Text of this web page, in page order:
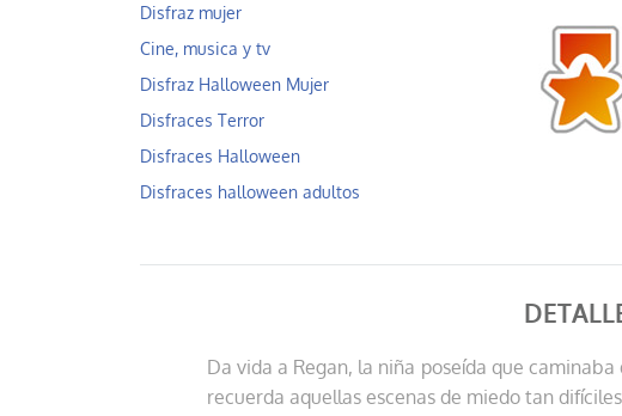
Disfraz mujer
Cine, musica y tv
Disfraz Halloween Mujer
Disfraces Terror
Disfraces Halloween
Disfraces halloween adultos
Da vida a Regan, la niña poseída que
recuerda aquellas escenas de miedo tan